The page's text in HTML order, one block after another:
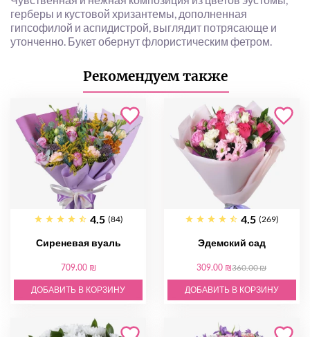
герберы и кустовой хризантемы, дополненная
гипсофилой и аспидистрой, выглядит потрясающе и
утонченно. Букет обернут флористическим фетром.
Рекомендуем также
4.5 (84)
Сиреневая вуаль
709.00 ₪
ДОБАВИТЬ В КОРЗИНУ
4.5 (269)
Эдемский сад
309.00 ₪360.00 ₪
ДОБАВИТЬ В КОРЗИНУ